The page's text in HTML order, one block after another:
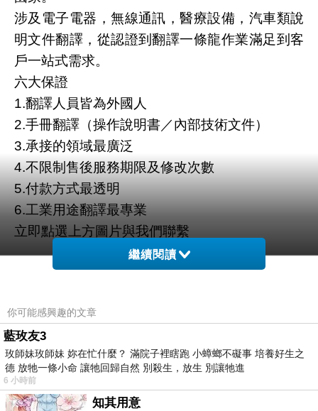
涉及電子電器，無線通訊，醫療設備，汽車類說
明文件翻譯，從認證到翻譯一條龍作業滿足到客
戶一站式需求。
六大保證
1.翻譯人員皆為外國人
2.手冊翻譯（操作說明書／內部技術文件）
3.承接的領域最廣泛
4.不限制售後服務期限及修改次數
5.付款方式最透明
6.工業用途翻譯最專業
立即點選上方圖片與我們聯繫
繼續閱讀
你可能感興趣的文章
藍玫友3
玫師妹玫師妹 妳在忙什麼？ 滿院子裡瞎跑 小蟑螂不礙事 培養好生之
德 放牠一條小命 讓牠回歸自然 別殺生，放生 別讓牠進
6 小時前
知其用意